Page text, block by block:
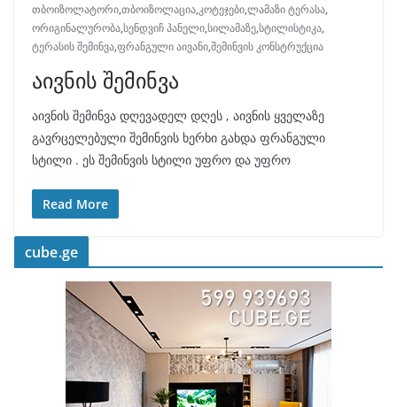
თბოიზოლატორი,თბოიზოლაცია,კოტეჯები,ლამაზი ტერასა,
ორიგინალურობა,სენდვიჩ პანელი,სილამაზე,სტილისტიკა,
ტერასის შემინვა,ფრანგული აივანი,შემინვის კონსტრუქცია
აივნის შემინვა
აივნის შემინვა დღევადელ დღეს , აივნის ყველაზე
გავრცელებული შემინვის ხერხი გახდა ფრანგული
სტილი . ეს შემინვის სტილი უფრო და უფრო
Read More
cube.ge